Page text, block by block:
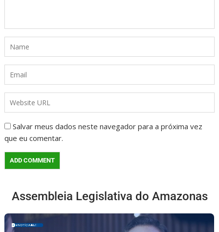
Salvar meus dados neste navegador para a próxima vez
que eu comentar.
Assembleia Legislativa do Amazonas